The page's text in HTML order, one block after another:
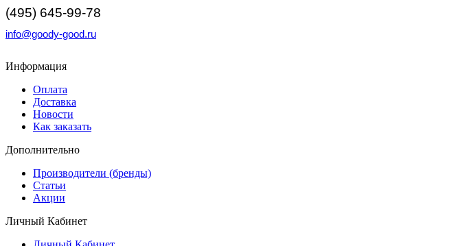
(495) 645-99-78
info@goody-good.ru
Информация
Оплата
Доставка
Новости
Как заказать
Дополнительно
Производители (бренды)
Статьи
Акции
Личный Кабинет